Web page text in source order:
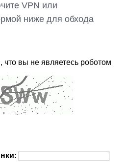
VPN или
ниже для обхода
что вы не являетесь роботом